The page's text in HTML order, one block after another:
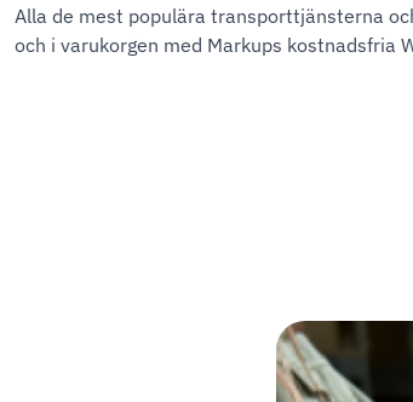
Alla de mest populära transporttjänsterna
och i varukorgen med Markups kostnadsfria